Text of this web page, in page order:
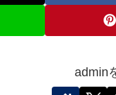
admin